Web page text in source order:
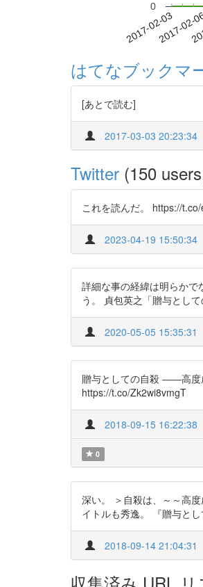
2017-02-032017-02-
0
はてなブックマ
[あとで読む]
2017-03-03 20:23:34
Twitter (150
これを読んだ。 https://
2023-04-19 15:50:34
詳細な事の経緯は明らか
う。 貞包英之「贈与とし
2020-05-05 15:35:31
贈与としての自殺 ――高度
https://t.co/Zk2wi8vmgT
2018-09-15 16:22:38
0
深い。 ＞自殺は、～～高
イトルも秀逸。 『贈与と
2018-09-14 21:04:31